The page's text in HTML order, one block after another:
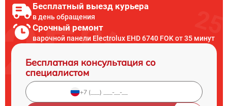
Бесплатный выезд курьера
в день обращения
Срочный ремонт
варочной панели Electrolux EHD 6740 FOK от 35 минут
Бесплатная консультация со
специалистом